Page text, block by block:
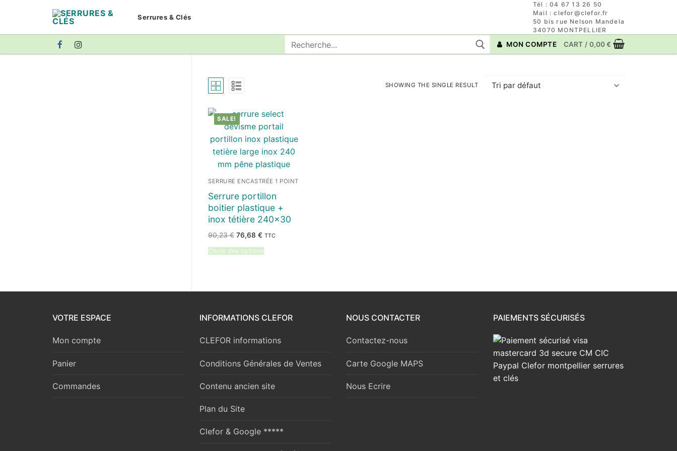
Serrures & Clés
Tél : 04 67 13 26 50
Mail : clefor@clefor.fr
50 bis rue Nelson Mandela
34070 MONTPELLIER
Rechercher
:
MON COMPTE CART / 0,00€
SHOWING THE SINGLE RESULT
SALE!
SERRURE ENCASTRÉE 1 POINT
Serrure portillon
boitier plastique +
inox tétière 240×30
90,23€ Le
prix
initial
était :
76,68 €Le
actuel
est :
TTC
Choix des options
VOTRE ESPACE
Mon compte
Panier
Commandes
INFORMATIONS CLEFOR
CLEFOR informations
Conditions Générales de Ventes
Contenu ancien site
Plan du Site
Clefor & Google *****
NOUS CONTACTER
Contactez-nous
Carte Google MAPS
Nous Ecrire
PAIEMENTS SÉCURISÉS